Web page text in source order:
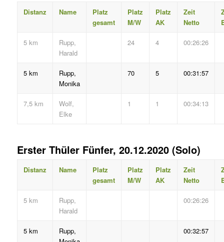
Distanz Name
Platz
gesamt
Platz
M/W
Platz
AK
Zeit
Netto
5 km
Rupp,
Harald
24 4 00:26:26
5 km
Rupp,
Monika
70 5 00:31:57
7,5 km
Wolf,
Elke
1 1 00:34:13
Erster Thüler Fünfer, 20.12.2020 (Solo)
Distanz Name
Platz
gesamt
Platz
M/W
Platz
AK
Zeit
Netto
5 km
Rupp,
Harald
00:26:26
5 km
Rupp,
00:32:57